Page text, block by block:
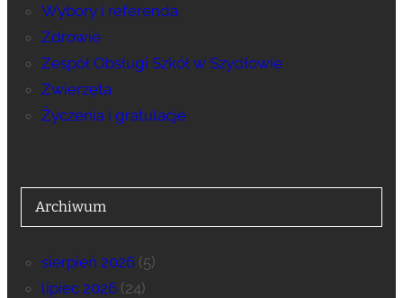
Wybory i referenda
Zdrowie
Zespół Obsługi Szkół w Szydłowie
Zwierzęta
Życzenia i gratulacje
Archiwum
sierpień 2026(5)
lipiec 2026(24)